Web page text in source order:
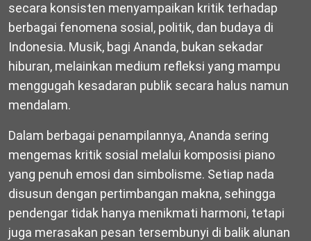
secara konsisten menyampaikan kritik terhadap
berbagai fenomena sosial, politik, dan budaya di
Indonesia. Musik, bagi Ananda, bukan sekadar
hiburan, melainkan medium refleksi yang mampu
menggugah kesadaran publik secara halus namun
mendalam.
Dalam berbagai penampilannya, Ananda sering
mengemas kritik sosial melalui komposisi piano
yang penuh emosi dan simbolisme. Setiap nada
disusun dengan pertimbangan makna, sehingga
pendengar tidak hanya menikmati harmoni, tetapi
juga merasakan pesan tersembunyi di balik alunan